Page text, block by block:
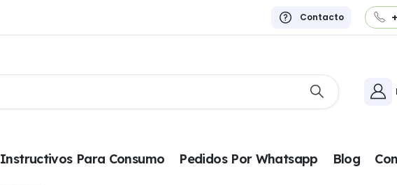
Contacto
Instructivos Para Consumo Pedidos Por Whatsapp Blog